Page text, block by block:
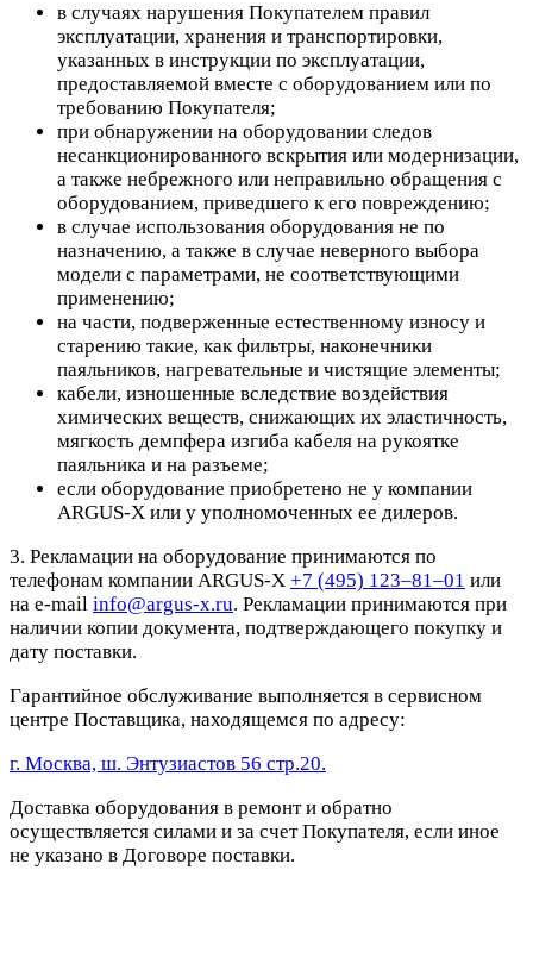
в случаях нарушения Покупателем правил
эксплуатации, хранения и транспортировки,
указанных в инструкции по эксплуатации,
предоставляемой вместе с оборудованием или по
требованию Покупателя;
при обнаружении на оборудовании следов
несанкционированного вскрытия или модернизации,
а также небрежного или неправильно обращения с
оборудованием, приведшего к его повреждению;
в случае использования оборудования не по
назначению, а также в случае неверного выбора
модели с параметрами, не соответствующими
применению;
на части, подверженные естественному износу и
старению такие, как фильтры, наконечники
паяльников, нагревательные и чистящие элементы;
кабели, изношенные вследствие воздействия
химических веществ, снижающих их эластичность,
мягкость демпфера изгиба кабеля на рукоятке
паяльника и на разъеме;
если оборудование приобретено не у компании
ARGUS-X или у уполномоченных ее дилеров.
3. Рекламации на оборудование принимаются по
телефонам компании ARGUS-X +7 (495) 123–81–01 или
на e-mail info@argus-x.ru. Рекламации принимаются при
наличии копии документа, подтверждающего покупку и
дату поставки.
Гарантийное обслуживание выполняется в сервисном
центре Поставщика, находящемся по адресу:
г. Москва, ш. Энтузиастов 56 стр.20.
Доставка оборудования в ремонт и обратно
осуществляется силами и за счет Покупателя, если иное
не указано в Договоре поставки.